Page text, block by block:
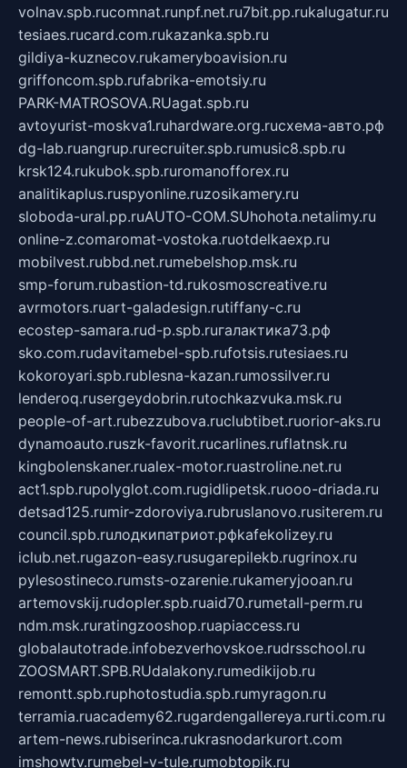
volnav.spb.rucomnat.runpf.net.ru7bit.pp.rukalugatur.ru
tesiaes.rucard.com.rukazanka.spb.ru
gildiya-kuznecov.rukameryboavision.ru
griffoncom.spb.rufabrika-emotsiy.ru
PARK-MATROSOVA.RUagat.spb.ru
avtoyurist-moskva1.ruhardware.org.ruсхема-авто.рф
dg-lab.ruangrup.rurecruiter.spb.rumusic8.spb.ru
krsk124.rukubok.spb.ruromanofforex.ru
analitikaplus.ruspyonline.ruzosikamery.ru
sloboda-ural.pp.ruAUTO-COM.SUhohota.netalimy.ru
online-z.comaromat-vostoka.ruotdelkaexp.ru
mobilvest.rubbd.net.rumebelshop.msk.ru
smp-forum.rubastion-td.rukosmoscreative.ru
avrmotors.ruart-galadesign.rutiffany-c.ru
ecostep-samara.rud-p.spb.ruгалактика73.рф
sko.com.rudavitamebel-spb.rufotsis.rutesiaes.ru
kokoroyari.spb.rublesna-kazan.rumossilver.ru
lenderoq.rusergeydobrin.rutochkazvuka.msk.ru
people-of-art.rubezzubova.ruclubtibet.ruorior-aks.ru
dynamoauto.ruszk-favorit.rucarlines.ruflatnsk.ru
kingbolenskaner.rualex-motor.ruastroline.net.ru
act1.spb.rupolyglot.com.rugidlipetsk.ruooo-driada.ru
detsad125.rumir-zdoroviya.rubruslanovo.rusiterem.ru
council.spb.ruлодкипатриот.рфkafekolizey.ru
iclub.net.rugazon-easy.rusugarepilekb.rugrinox.ru
pylesostineco.rumsts-ozarenie.rukameryjooan.ru
artemovskij.rudopler.spb.ruaid70.rumetall-perm.ru
ndm.msk.ruratingzooshop.ruapiaccess.ru
globalautotrade.infobezverhovskoe.rudrsschool.ru
ZOOSMART.SPB.RUdalakony.rumedikijob.ru
remontt.spb.ruphotostudia.spb.rumyragon.ru
terramia.ruacademy62.rugardengallereya.rurti.com.ru
artem-news.rubiserinca.rukrasnodarkurort.com
imshowtv.rumebel-v-tule.rumobtopik.ru